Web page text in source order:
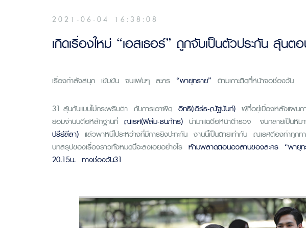
2021-06-04 16:38:08
เกิดเรื่องใหม่ “เอสเธอร์” ถูกจับเป็นตัวประกัน ลุ้น
เรื่องกำลังสนุก เข้มข้น จนแฟนๆ ละคร “พายุทราย” ตามเกาะติดที่หน้าจอช่องวัน
31 ลุ้นกันแบบไม่กระพริบตา กับการเอาผิด อิทธิ(เอิร์ธ-ณัฐนันท์) ผู้ที่อยู่เบื้องหลังแผน
ยอมจำนนต่อหลักฐานที่ ณเรศ(ฟิล์ม-ธนภัทร) นำมาแฉต่อหน้าตำรวจ จนกลายเป็นห
ปรีย์ลีลา) แล้วพาหนีไประหว่างที่มีการยิงปะทะกัน งานนี้เป็นตายเท่ากัน ณเรศต้องทำทุก
บทสรุปของเรื่องราวทั้งหมดนี้จะลงเอยอย่างไร ห้ามพลาดตอนอวสานของละคร “พายุ
20.15น. ทางช่องวัน31